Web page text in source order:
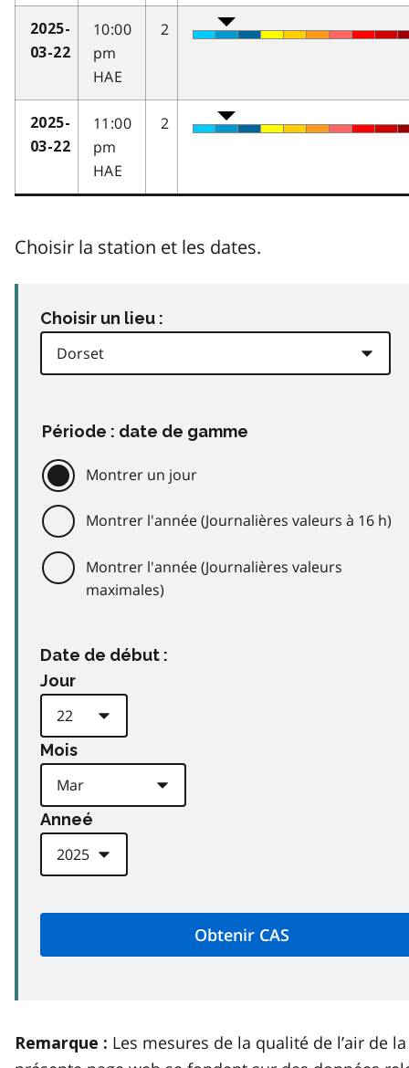
2025-
03-22
10:00
pm
HAE
2
2025-
03-22
11:00
pm
HAE
2
Choisir la station et les dates.
Choisir un lieu :
Période : date de gamme
Montrer un jour
Montrer l'année (Journalières valeurs à 16 h)
Montrer l'année (Journalières valeurs
maximales)
Date de début :
Jour
Mois
Anneé
Remarque : Les mesures de la qualité de l’air de la